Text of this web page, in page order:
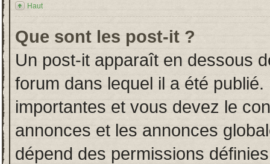
Haut
Que sont les post-it ?
Un post-it apparaît en dessous
forum dans lequel il a été
importantes et vous devez le
annonces et les annonces
dépend des permissions